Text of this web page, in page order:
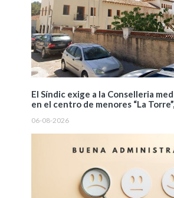
El Síndic exige a la Conselleria
en el centro de menores “La
06-08-2026